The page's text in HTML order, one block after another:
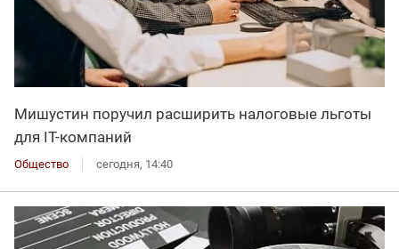
Мишустин поручил расширить налоговые льготы
для IT-компаний
Общество сегодня, 14:40